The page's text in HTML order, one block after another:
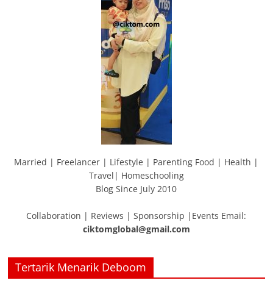
Married | Freelancer | Lifestyle | Parenting Food | Health |
Travel| Homeschooling
Blog Since July 2010
Collaboration | Reviews | Sponsorship |Events Email:
ciktomglobal@gmail.com
Tertarik Menarik Deboom